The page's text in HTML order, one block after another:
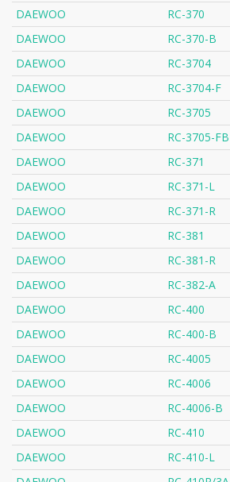
DAEWOO
RC-370
DAEWOO
RC-370-B
DAEWOO
RC-3704
DAEWOO
RC-3704-F
DAEWOO
RC-3705
DAEWOO
RC-3705-FB
DAEWOO
RC-371
DAEWOO
RC-371-L
DAEWOO
RC-371-R
DAEWOO
RC-381
DAEWOO
RC-381-R
DAEWOO
RC-382-A
DAEWOO
RC-400
DAEWOO
RC-400-B
DAEWOO
RC-4005
DAEWOO
RC-4006
DAEWOO
RC-4006-B
DAEWOO
RC-410
DAEWOO
RC-410-L